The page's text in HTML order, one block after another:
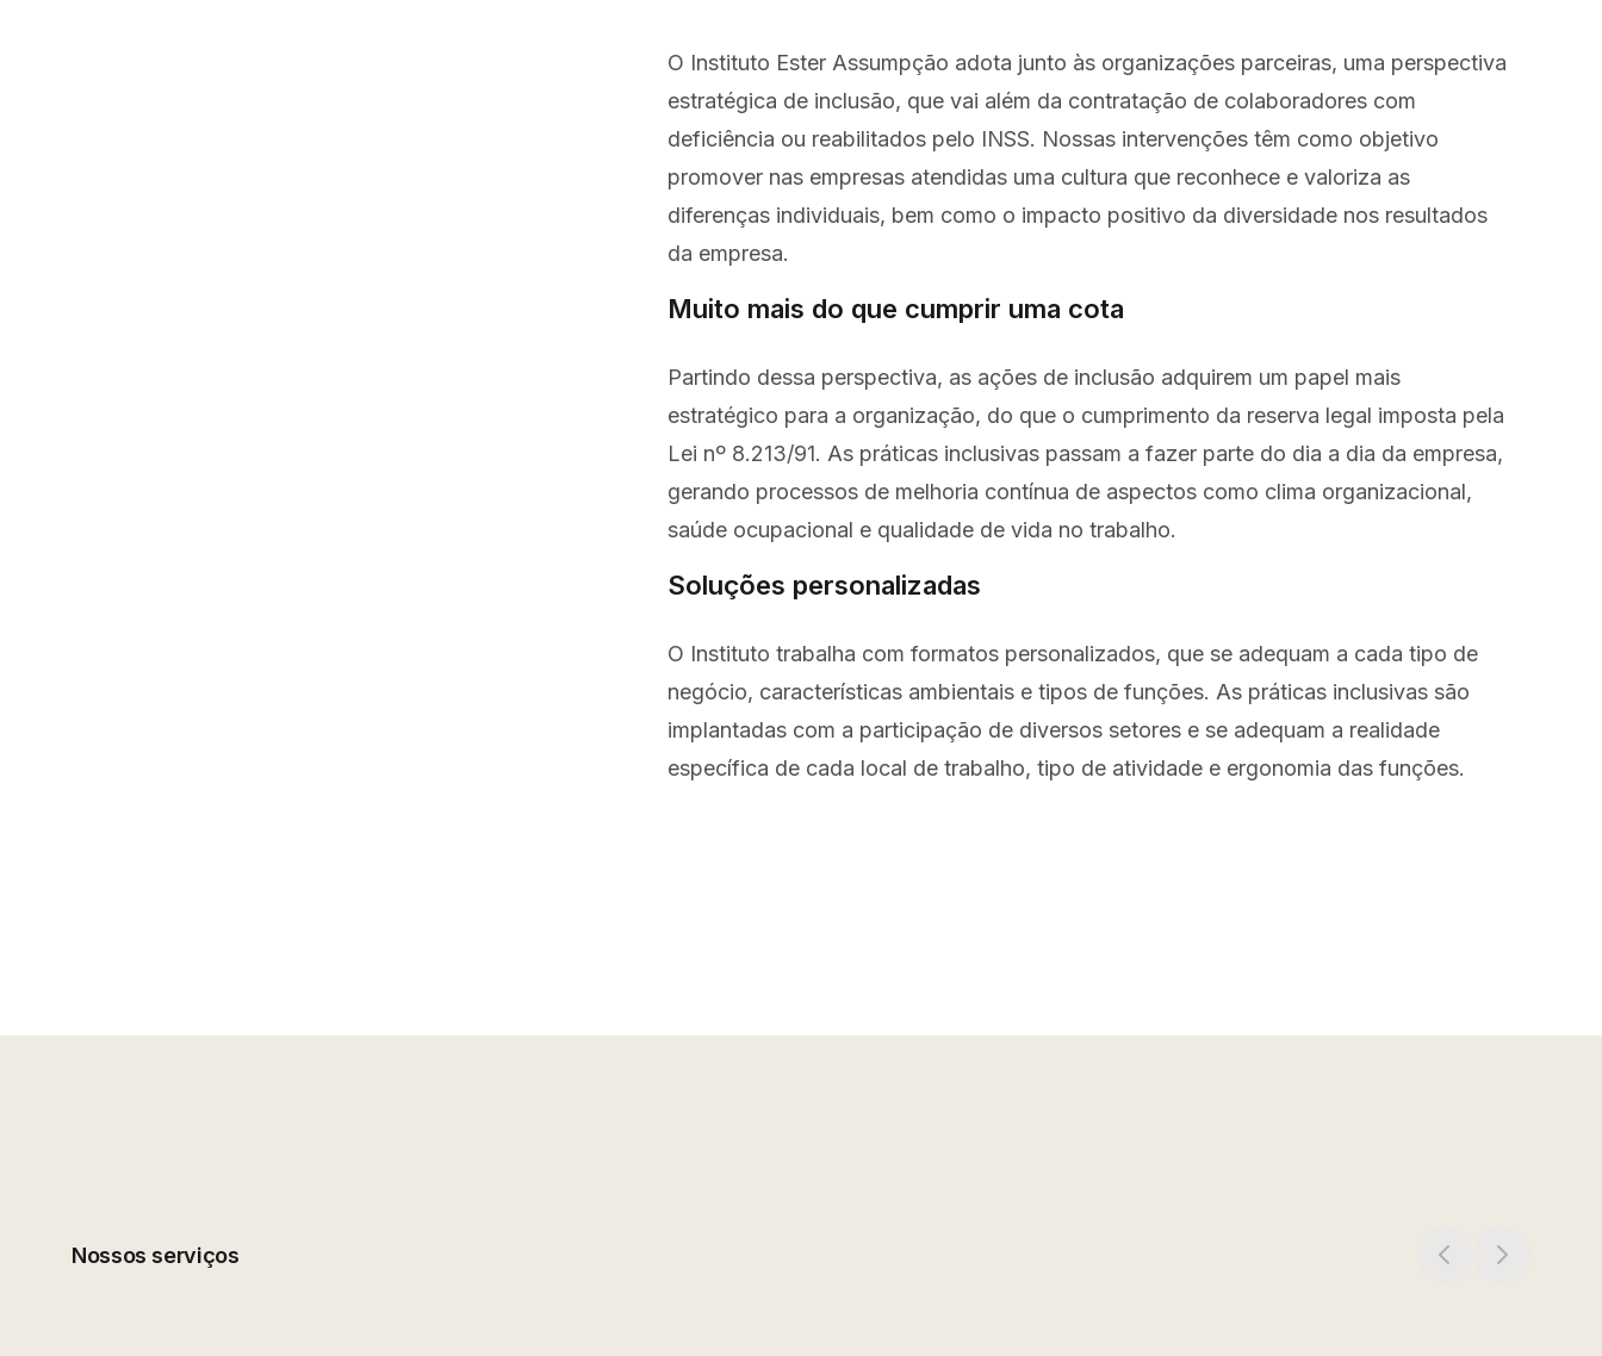
O Instituto Ester Assumpção adota junto às organizações parceiras, uma perspectiva
estratégica de inclusão, que vai além da contratação de colaboradores com
deficiência ou reabilitados pelo INSS. Nossas intervenções têm como objetivo
promover nas empresas atendidas uma cultura que reconhece e valoriza as
diferenças individuais, bem como o impacto positivo da diversidade nos resultados
da empresa.
Muito mais do que cumprir uma cota
Partindo dessa perspectiva, as ações de inclusão adquirem um papel mais
estratégico para a organização, do que o cumprimento da reserva legal imposta pela
Lei nº 8.213/91. As práticas inclusivas passam a fazer parte do dia a dia da empresa,
gerando processos de melhoria contínua de aspectos como clima organizacional,
saúde ocupacional e qualidade de vida no trabalho.
Soluções personalizadas
O Instituto trabalha com formatos personalizados, que se adequam a cada tipo de
negócio, características ambientais e tipos de funções. As práticas inclusivas são
implantadas com a participação de diversos setores e se adequam a realidade
específica de cada local de trabalho, tipo de atividade e ergonomia das funções.
Nossos serviços